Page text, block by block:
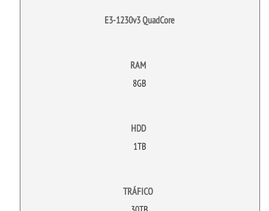
E3-1230v3 QuadCore
RAM
8GB
HDD
1TB
TRÁFICO